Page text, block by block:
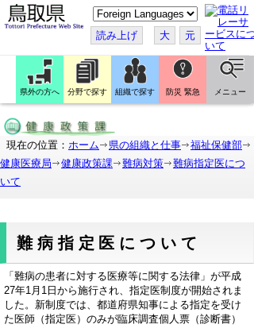
こ
の
ペ
ー
ジ
翻
訳
す
読み上げ 大 元
県外の方へ 分野で探す 組織で探す 防災 緊急 メニュー
現在の位置： ホーム 県の組織と仕事
福祉保健部
健康医療局
健康政策課 難病対策
難病指定医につ
いて
難病指定医について
「難病の患者に対する医療等に関する法律」が平成
27年1月1日から施行され、指定医制度が開始されま
した。新制度では、都道府県知事による指定を受け
た医師（指定医）のみが臨床調査個人票（診断書）